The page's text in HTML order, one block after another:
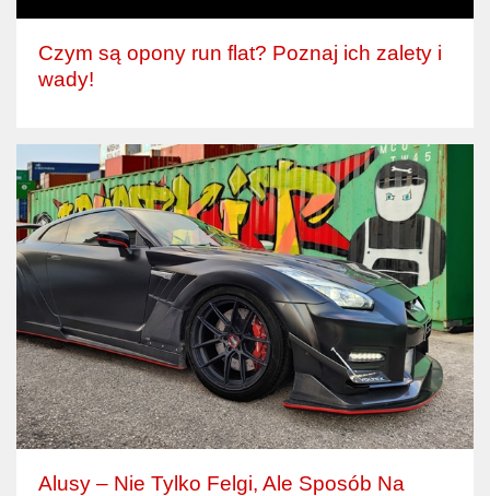
Czym są opony run flat? Poznaj ich zalety i
wady!
Alusy – Nie Tylko Felgi, Ale Sposób Na